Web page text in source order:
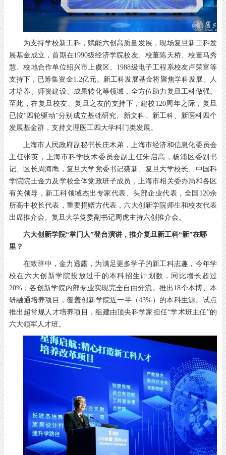
为支持学校新工科，赋能六创高质量发展，现场复旦新工科发
展基金成立，首期在1990级经济学院校友、校董陈天桥、校董马秀
慧、校地合作单位绍兴市上虞区、1988级电子工程系校友卢荣富等
支持下，已筹集资金1.2亿元。新工科发展基金将聚焦学科发展、人
才培养、师资建设、成果转化等领域，全方位助力复旦工科做强。
至此，在复旦校友、复旦之友的支持下，建校120周年之际，复旦
已按“四轮驱动”分别成立基础研究、新文科、新工科、新医科四个
发展基金群，支持文理医工四大学科门类发展。
上海市人民政府副秘书长庄木弟，上海市经济和信息化委员会
主任张英，上海市科学技术委员会副主任朱启高，杨浦区委副书
记、区长周海鹰，复旦大学党委书记裘新、复旦大学校长、中国科
学院院士金力及学校全体党政班子成员，上海市相关委办局和各区
有关领导，新工科领域杰出专家代表、头部企业代表，全国120余
所高中校长代表，重要捐赠方代表，六大创新学院师生和校友代表
出席推介会。复旦大学党委副书记周虎主持六创推介会。
六大创新学院“掌门人”登台演讲， 推介复旦新工科“新”在哪
里？
在致辞中，金力透露，为满足更多学子的新工科志趣，今年学
校在六大创新学院投放过千的本科招生计划数，同比增长超过
20%；各创新学院内部专业实现完全自由分流。推出18个本博、本
研融通培养项目，覆盖创新学院近一半（43%）的本科生源。试点
推出超常规人才培养项目，组建由顶尖科学家担任“学术班主任”的
六大领军人才班。